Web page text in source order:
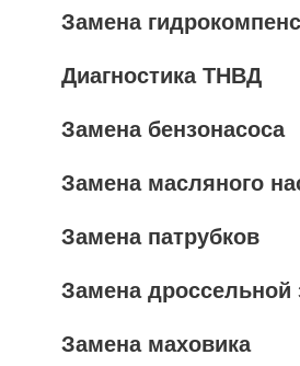
Замена
Диагностика ТНВД
Замена бензонасоса
Замена масляного
Замена патрубков
Замена дроссельной
Замена маховика